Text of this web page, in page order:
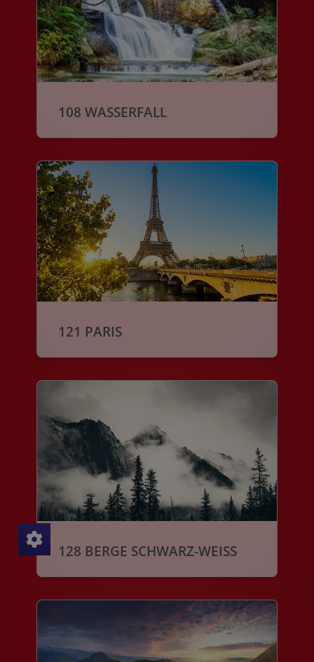
108 WASSERFALL
121 PARIS
128 BERGE SCHWARZ-WEISS